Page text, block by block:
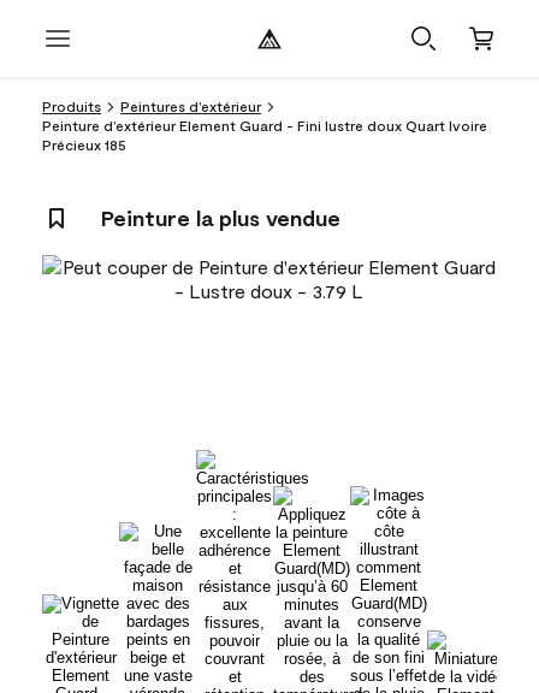
Produits
Peintures d’extérieur
Peinture d’extérieur Element Guard - Fini lustre doux Quart Ivoire
Précieux 185
Peinture la plus vendue